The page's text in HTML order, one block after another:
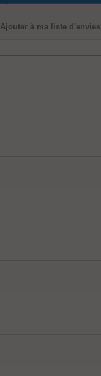
Ajouter à ma liste d'envies